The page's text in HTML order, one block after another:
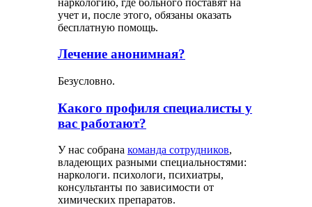
учет и, после этого, обязаны оказать
бесплатную помощь.
Лечение анонимная?
Безусловно.
Какого профиля специалисты у
вас работают?
У нас собрана команда сотрудников,
владеющих разными специальностями:
наркологи. психологи, психиатры,
консультанты по зависимости от
химических препаратов.